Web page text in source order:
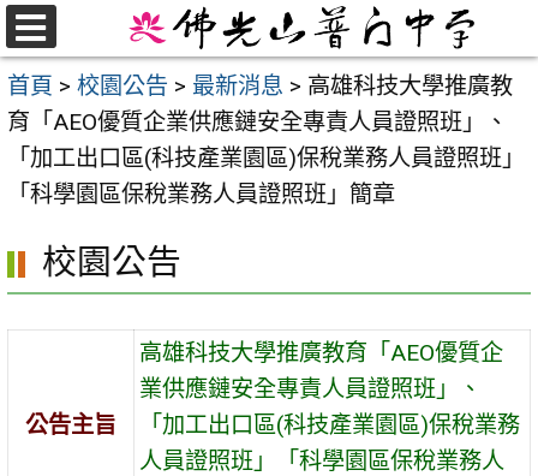
跳
至
主
要
首頁 > 校園公告 > 最新消息 > 高雄科技大學推廣教
育「AEO優質企業供應鏈安全專責人員證照班」、
「加工出口區(科技產業園區)保稅業務人員證照班」
「科學園區保稅業務人員證照班」簡章
校園公告
公告主旨
高雄科技大學推廣教育「AEO優質企
業供應鏈安全專責人員證照班」、
「加工出口區(科技產業園區)保稅業務
人員證照班」「科學園區保稅業務人
選
單